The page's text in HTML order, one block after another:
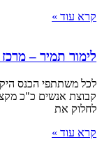
קרא עוד »
לימור תמיר –
לכל משתתפי הכנס
קבוצת אנשים כ"כ
לחלוק את
קרא עוד »